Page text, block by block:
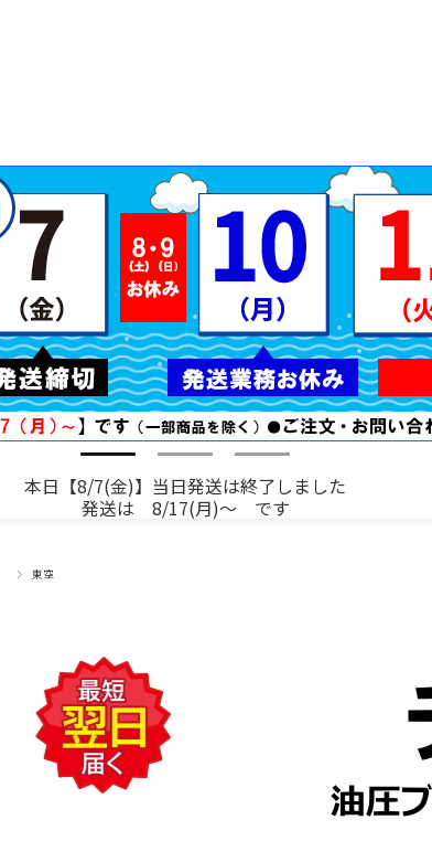
本日【8/7(金)】当日発送は終了しました
発送は 8/17(月)～ です
東空